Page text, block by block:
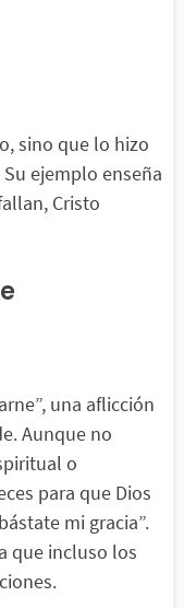
sino que lo hizo
ejemplo enseña
Cristo
una aflicción
Aunque no
o
para que Dios
mi gracia”.
que incluso los